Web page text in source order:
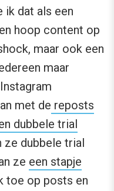
ik dat als een
hoop content op
maar ook een
maar
met de reposts
dubbele trial
ze dubbele trial
ze een stapje
toe op posts en